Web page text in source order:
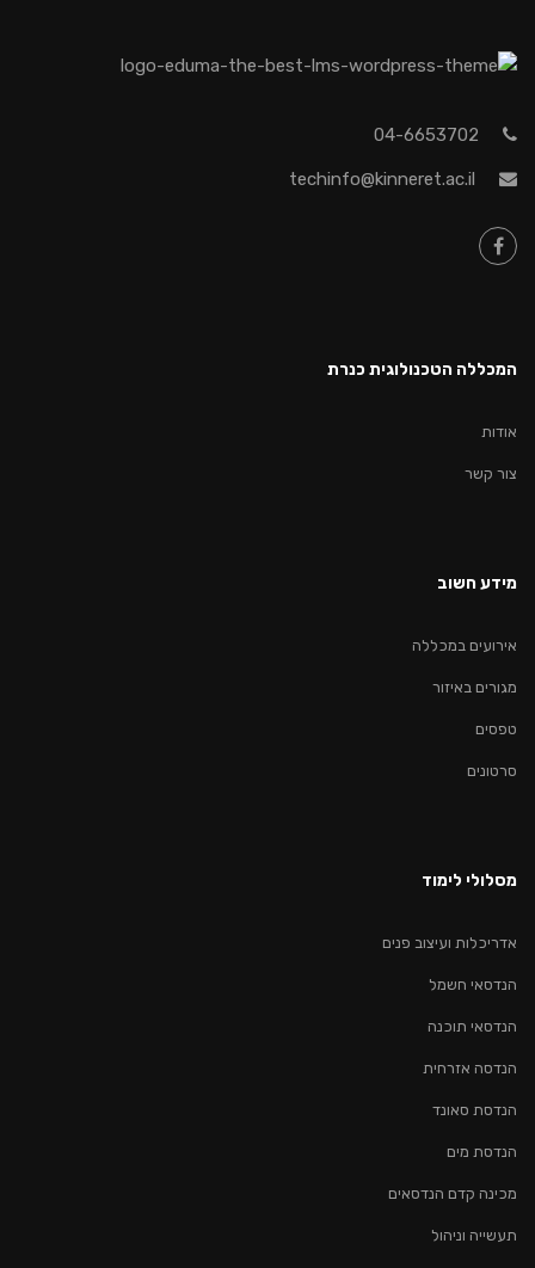
04-6653702
techinfo@kinneret.ac.il
המכללה הטכנולוגית כנרת
אודות
צור קשר
מידע חשוב
אירועים במכללה
מגורים באיזור
טפסים
סרטונים
מסלולי לימוד
אדריכלות ועיצוב פנים
הנדסאי חשמל
הנדסאי תוכנה
הנדסה אזרחית
הנדסת סאונד
הנדסת מים
מכינה קדם הנדסאים
תעשייה וניהול